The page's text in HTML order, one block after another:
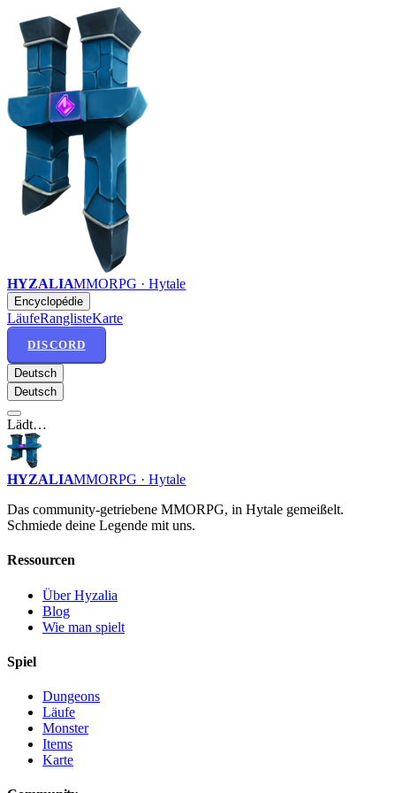
HYZALIAMMORPG · Hytale
Encyclopédie
LäufeRanglisteKarte
DISCORD
Deutsch
Deutsch
Lädt…
HYZALIAMMORPG · Hytale
Das community-getriebene MMORPG, in Hytale gemeißelt.
Schmiede deine Legende mit uns.
Ressourcen
Über Hyzalia
Blog
Wie man spielt
Spiel
Dungeons
Läufe
Monster
Items
Karte